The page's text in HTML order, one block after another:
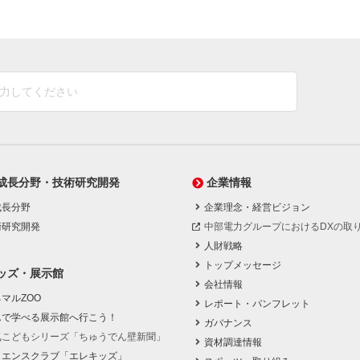
長分野・技術研究開発
分野
究開発
ズ・展示館
ルZOO
学べる展示館へ行こう！
どもシリーズ「ちゅうでん壁新聞」
ンスクラブ「エレキッズ」
企業情報
企業理念・経営ビジョン
中部電力グループにおけるDXの取
人財戦略
トップメッセージ
会社情報
レポート・パンフレット
ガバナンス
資材調達情報